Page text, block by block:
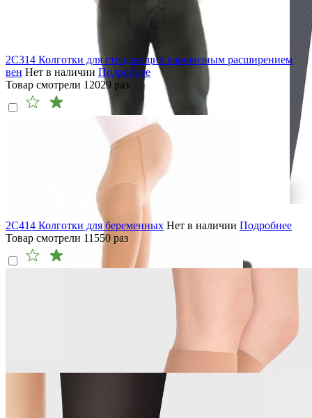
2C314 Колготки для страдающих варикозным расширением
вен Нет в наличии Подробнее
Товар смотрели 12029 раз
2C414 Колготки для беременных Нет в наличии Подробнее
Товар смотрели 11550 раз